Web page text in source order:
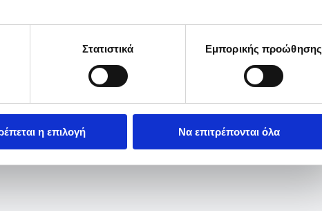
Στατιστικά Εμπορικής προώθησης
η επιλογή Να επιτρέπονται όλα